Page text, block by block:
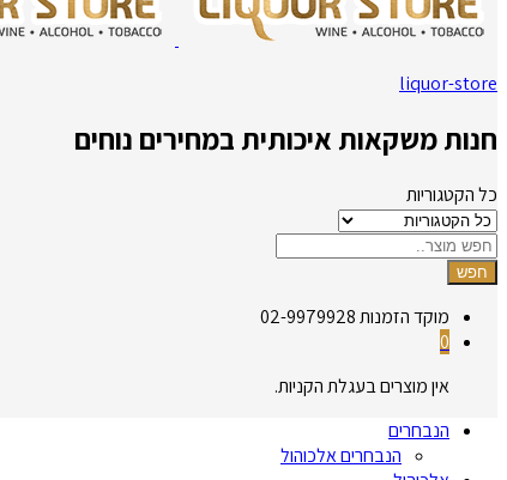
liquor-store
חנות משקאות איכותית במחירים נוחים
כל הקטגוריות
חפש
מוקד הזמנות02-9979928
0
אין מוצרים בעגלת הקניות.
הנבחרים
הנבחרים אלכוהול